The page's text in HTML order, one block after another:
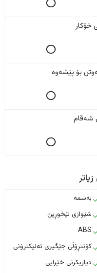
خۆکار
بۆ پێشەوە
شەقام
بەسمە
شێوازی لێخوڕین
ABS
کۆنتڕۆڵی جێگیری ئەلیکترۆنی
دیاریکرنی خێرایی